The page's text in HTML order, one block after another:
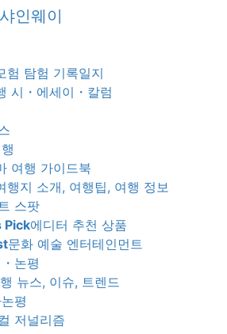
인웨이
험 탐험 기록일지
시・에세이・칼럼
여행 가이드북
행지 소개, 여행팁, 여행 정보
스팟
Pick에디터 추천 상품
문화 예술 엔터테인먼트
논평
뉴스, 이슈, 트렌드
평
저널리즘